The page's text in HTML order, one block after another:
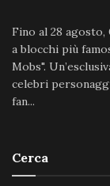
Fino al 28 agosto,
a blocchi più
Mobs".
celebri
fan...
Cerca